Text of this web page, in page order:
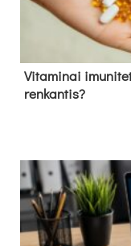
Vitaminai
renkantis?